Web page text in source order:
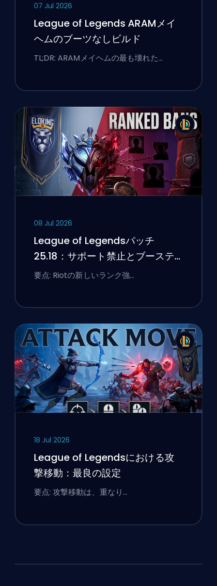
07 Jul 2026
League of Legends ARAMメイ
ヘムのブーツなしビルド
TL;DR: ARAMメイヘムの最も壊れた…
08 Jul 2026
League of Legendsパッチ
25.18：サポート禁止とブーステ
ィングのフラグ
要点: Riotの新しいランク強…
18 Jul 2026
League of Legendsにおける攻
撃移動：最良の設定
要点: 攻撃移動は、重なり…